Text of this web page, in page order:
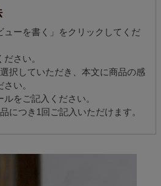
ューを書く」をクリックしてくだ
さい。
択していただき、本文に商品の感
い。
をご記入ください。
につき1回ご記入いただけます。